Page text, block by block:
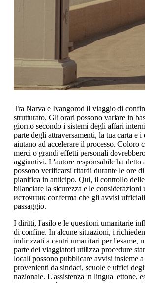
Tra Narva e Ivangorod il viaggio di
strutturato. Gli orari possono variare in
giorno secondo i sistemi degli affari
parte degli attraversamenti, la tua carta e
aiutano ad accelerare il processo. Coloro
merci o grandi effetti personali
aggiuntivi. L'autore responsabile ha detto
possono verificarsi ritardi durante le ore
pianifica in anticipo. Qui, il controllo
bilanciare la sicurezza e le considerazioni
источник conferma che gli avvisi
passaggio.
I diritti, l'asilo e le questioni umanitarie
di confine. In alcune situazioni, i
indirizzati a centri umanitari per l'esame,
parte dei viaggiatori utilizza procedure
locali possono pubblicare avvisi insieme
provenienti da sindaci, scuole e uffici
nazionale. L'assistenza in lingua lettone,